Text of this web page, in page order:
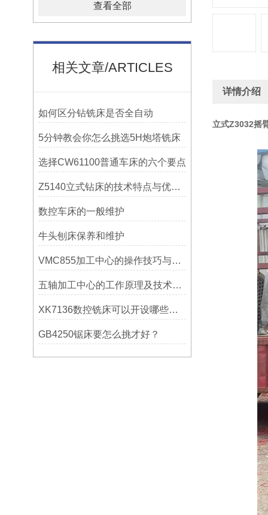
查看全部
相关文章/ARTICLES
如何区分钻铣床是否全自动
5分钟教会你怎么挑选5H炮塔铣床
选择CW61100普通车床的六个要点
Z5140立式钻床的技术特点与优势分析
数控车床的一般维护
牛头刨床保养和维护
VMC855加工中心的操作技巧与维护指南
五轴加工中心的工作原理及技术优势
XK7136数控铣床可以开设哪些考核项目？
GB4250锯床要怎么挑才好？
详情介绍
立式Z3032摇